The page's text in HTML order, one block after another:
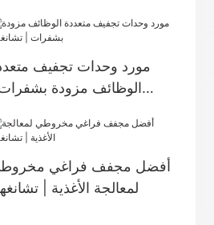
مورد وحدات تجفيف
الوظائف مزودة بشفرات
أفضل مجفف فراغي
لمعالجة الأغذية |